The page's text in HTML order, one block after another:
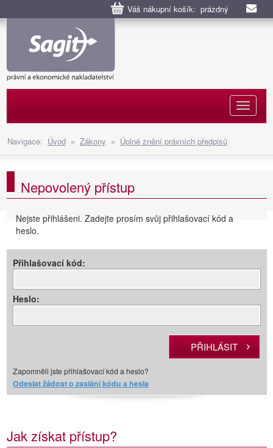
Váš nákupní košík: prázdný
Navigace: Úvod » Zákony » Úplné znění právních předpisů
Nepovolený přístup
Nejste přihlášeni. Zadejte prosím svůj přihlašovací kód a
heslo.
Přihlašovací kód:
Heslo:
Zapomněli jste přihlašovací kód a heslo?
Odeslat žádost o zaslání kódu a hesla
Jak získat přístup?